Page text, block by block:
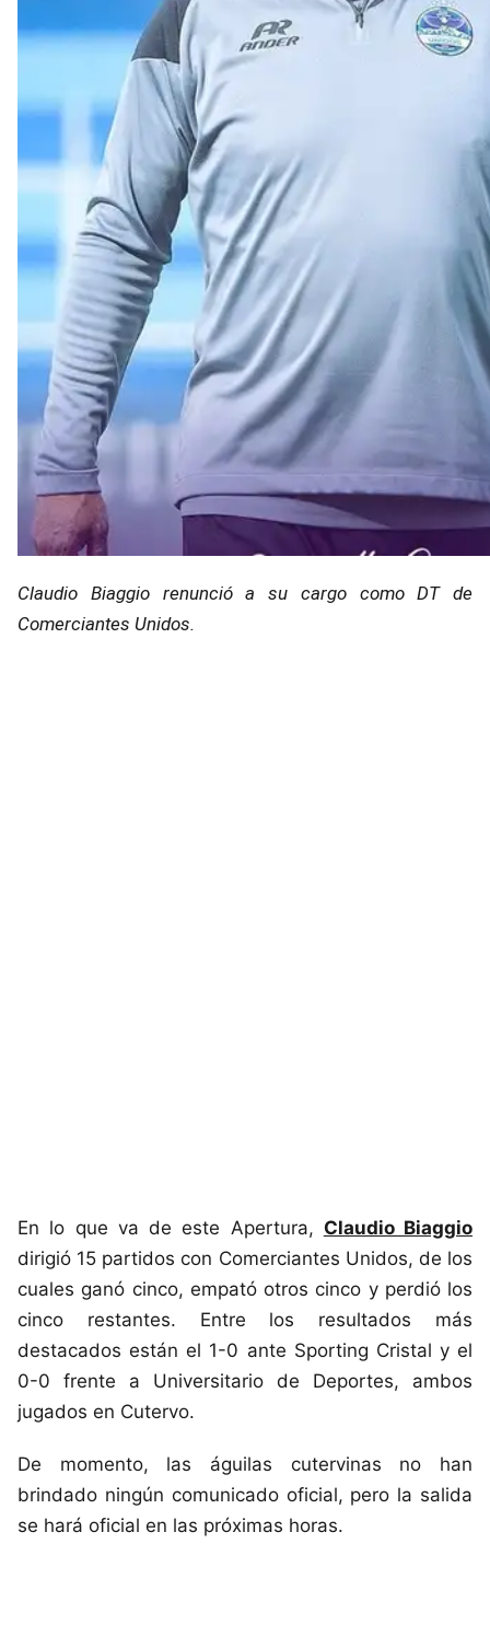
Claudio Biaggio renunció a su cargo como DT de
Comerciantes Unidos.
En lo que va de este Apertura, Claudio Biaggio
dirigió 15 partidos con Comerciantes Unidos, de los
cuales ganó cinco, empató otros cinco y perdió los
cinco restantes. Entre los resultados más
destacados están el 1-0 ante Sporting Cristal y el
0-0 frente a Universitario de Deportes, ambos
jugados en Cutervo.
De momento, las águilas cutervinas no han
brindado ningún comunicado oficial, pero la salida
se hará oficial en las próximas horas.